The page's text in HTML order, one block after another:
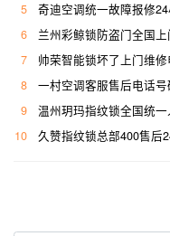
5
奇迪空调统一故障报修
6
兰州彩鲸锁防盗门全国
7
帅荣智能锁坏了上门维修
8
一村空调客服售后电话
9
温州玥玛指纹锁全国统
10
久赞指纹锁总部400售后